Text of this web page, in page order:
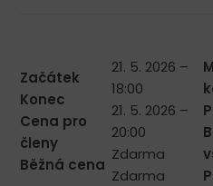
Začátek
Konec
Cena pro
členy
Běžná cena
21. 5. 2026 –
18:00
21. 5. 2026 –
20:00
Zdarma
Zdarma